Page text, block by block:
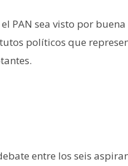
PAN sea visto por
políticos que
entre los seis